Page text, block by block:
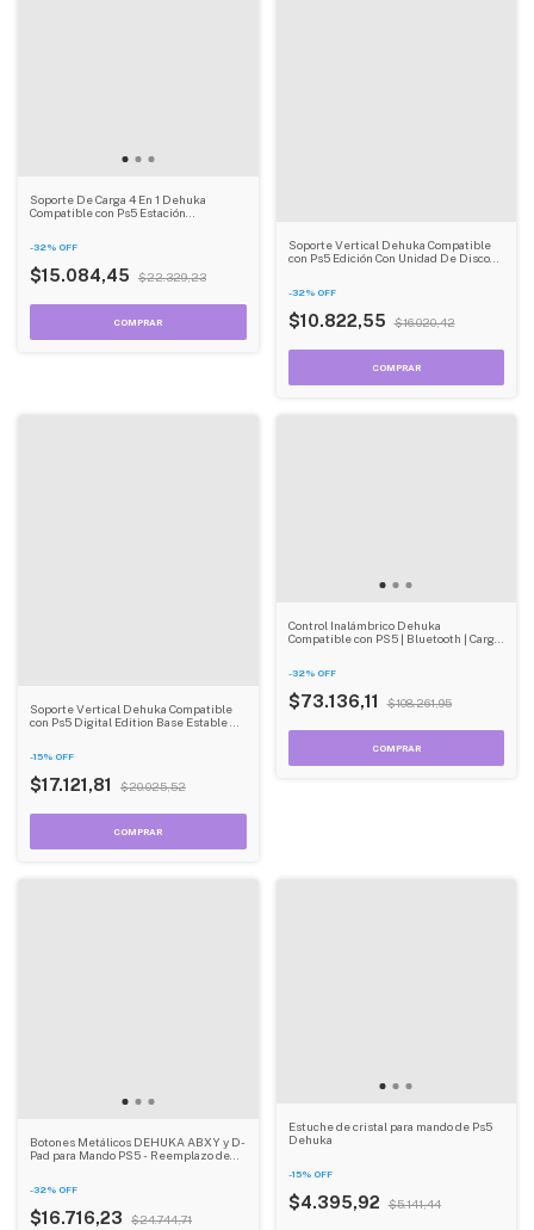
Soporte De Carga 4 En 1 Dehuka
Compatible con Ps5 Estación
-32% OFF
$15.084,45 $22.329,23
Soporte Vertical Dehuka Compatible
con Ps5 Edición Con Unidad De Disco
-32% OFF
$10.822,55 $16.020,42
Soporte Vertical Dehuka Compatible
con Ps5 Digital Edition Base Estable Y
-15% OFF
$17.121,81 $20.025,52
Control Inalámbrico Dehuka
Compatible con PS5 | Bluetooth | Carga
-32% OFF
$73.136,11 $108.261,95
Botones Metálicos DEHUKA ABXY y D-
Pad para Mando PS5 - Reemplazo de
-32% OFF
$16.716,23 $24.744,71
Estuche de cristal para mando de Ps5
Dehuka
-15% OFF
$4.395,92 $5.141,44